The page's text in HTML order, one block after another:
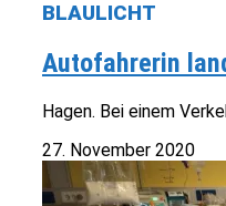
BLAULICHT
Autofahrerin
Hagen. Bei einem
27. November 2020